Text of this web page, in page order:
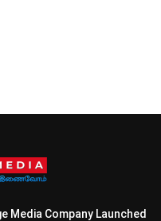
Media Company Launched